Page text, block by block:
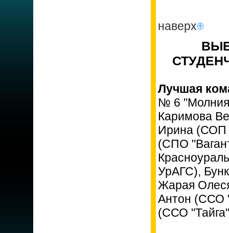
наверх
Лучшая
№ 6
Каримова
Ирина (СОП
(СПО
УрАГС),
Жарая
Антон (ССО
(ССО